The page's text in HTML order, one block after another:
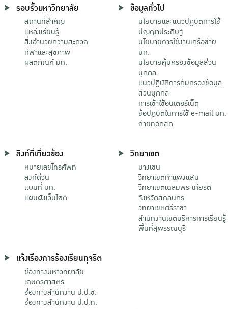
รอบรั้วมหาวิทยาลัย
สถานที่สำคัญ
แหล่งเรียนรู้
สิ่งอำนวยความสะดวก
กีฬาและสุขภาพ
ผลิตภัณฑ์ มก.
ข้อมูลทั่วไป
นโยบายและแนวปฏิบัติการใช้
ปัญญาประดิษฐ์
นโยบายการใช้งานเครือข่าย
มก.
นโยบายคุ้มครองข้อมูลส่วน
บุคคล
แนวปฏิบัติการคุ้มครองข้อมูล
ส่วนบุคคล
การเข้าใช้อินเตอร์เน็ต
ข้อปฏิบัติในการใช้ e-mail มก.
ถ่ายทอดสด
ลิงก์ที่เกี่ยวข้อง
หมายเลขโทรศัพท์
ลิงก์ด่วน
แผนที่ มก.
แผนผังเว็บไซต์
วิทยาเขต
บางเขน
วิทยาเขตกําแพงแสน
วิทยาเขตเฉลิมพระเกียรติ
จังหวัดสกลนคร
วิทยาเขตศรีราชา
สำนักงานเขตบริหารการเรียนรู้
พื้นที่สุพรรณบุรี
แจ้งเรื่องการร้องเรียนทุจริต
ช่องทางมหาวิทยาลัย
เกษตรศาสตร์
ช่องทางสำนักงาน ป.ป.ช.
ช่องทางสำนักงาน ป.ป.ท.